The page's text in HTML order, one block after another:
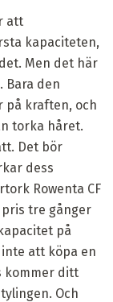
att
kapaciteten,
Men det här
Bara den
på kraften, och
torka håret.
Det bör
dess
Rowenta CF
tre gånger
på
att köpa en
kommer ditt
Och